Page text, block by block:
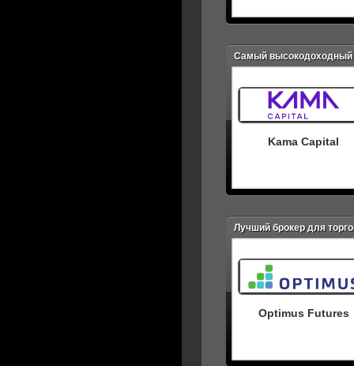
Самый высокодоходный
Kama Capital
Лучший брокер для
Optimus Futures